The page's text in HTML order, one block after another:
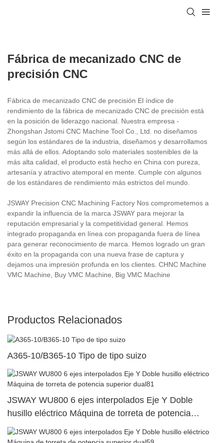
Fábrica de mecanizado CNC de
precisión CNC
Fábrica de mecanizado CNC de precisión El índice de
rendimiento de la fábrica de mecanizado CNC de precisión está
en la posición de liderazgo nacional. Nuestra empresa -
Zhongshan Jstomi CNC Machine Tool Co., Ltd. no diseñamos
según los estándares de la industria, diseñamos y desarrollamos
más allá de ellos. Adoptando solo materiales sostenibles de la
más alta calidad, el producto está hecho en China con pureza,
artesanía y atractivo atemporal en mente. Cumple con algunos
de los estándares de rendimiento más estrictos del mundo.
JSWAY Precision CNC Machining Factory Nos comprometemos a
expandir la influencia de la marca JSWAY para mejorar la
reputación empresarial y la competitividad general. Hemos
integrado propaganda en línea con propaganda fuera de línea
para generar reconocimiento de marca. Hemos logrado un gran
éxito en la propaganda con una nueva frase de captura y
dejamos una impresión profunda en los clientes. CHNC Machine
VMC Machine, Buy VMC Machine, Big VMC Machine
Productos Relacionados
A365-10/B365-10 Tipo de tipo suizo
JSWAY WU800 6 ejes interpolados Eje Y Doble
husillo eléctrico Máquina de torreta de potencia
superior dual81